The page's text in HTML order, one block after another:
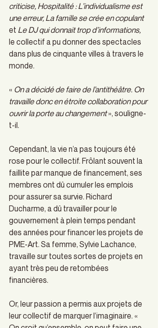
criticise, Hospitalité : L’individualisme est
une erreur, La famille se crée en copulant
et Le DJ qui donnait trop d’informations,
le collectif a pu donner des spectacles
dans plus de cinquante villes à travers le
monde.
« On a décidé de faire de l’antithéâtre. On
travaille donc en étroite collaboration pour
ouvrir la porte au changement », souligne-
t-il.
Cependant, la vie n’a pas toujours été
rose pour le collectif. Frôlant souvent la
faillite par manque de financement, ses
membres ont dû cumuler les emplois
pour assurer sa survie. Richard
Ducharme, a dû travailler pour le
gouvernement à plein temps pendant
des années pour financer les projets de
PME-Art. Sa femme, Sylvie Lachance,
travaille sur toutes sortes de projets en
ayant très peu de retombées
financières.
Or, leur passion a permis aux projets de
leur collectif de marquer l’imaginaire. «